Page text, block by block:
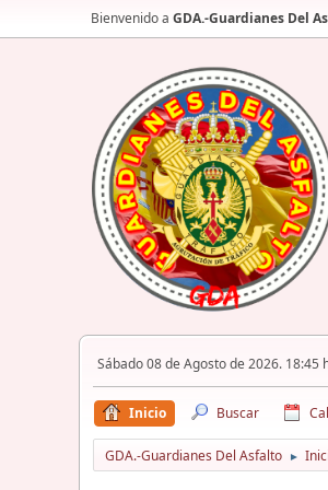
Bienvenido a GDA.-Guardianes Del
Sábado 08 de Agosto de 2026. 18:45
Inicio Buscar
GDA.-Guardianes Del Asfalto ►